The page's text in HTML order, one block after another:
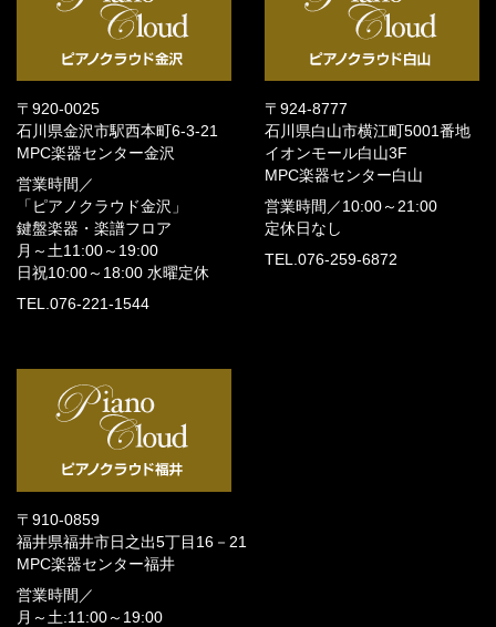
〒920-0025
石川県金沢市駅西本町6-3-21
MPC楽器センター金沢
営業時間／
「ピアノクラウド金沢」
鍵盤楽器・楽譜フロア
月～土11:00～19:00
日祝10:00～18:00 水曜定休
TEL.076-221-1544
〒924-8777
石川県白山市横江町5001番地
イオンモール白山3F
MPC楽器センター白山
営業時間／ 10:00～21:00
定休日なし
TEL.076-259-6872
〒910-0859
福井県福井市日之出5丁目16－21
MPC楽器センター福井
営業時間／
月～土:11:00～19:00